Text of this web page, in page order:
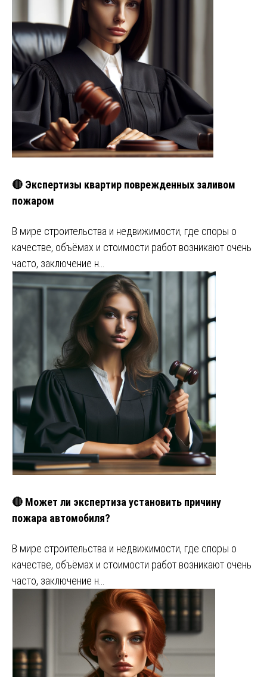
🔴 Экспертизы квартир поврежденных заливом
пожаром
В мире строительства и недвижимости, где споры о
качестве, объёмах и стоимости работ возникают очень
часто, заключение н…
🔴 Может ли экспертиза установить причину
пожара автомобиля?
В мире строительства и недвижимости, где споры о
качестве, объёмах и стоимости работ возникают очень
часто, заключение н…